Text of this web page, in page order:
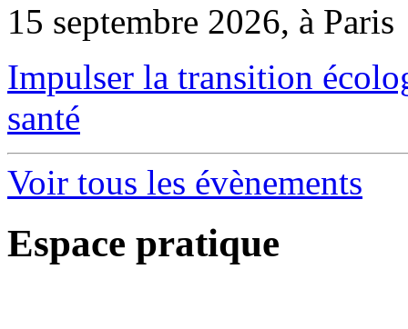
15 septembre 2026, à Paris
Impulser la transition
santé
Voir tous les évènements
Espace pratique